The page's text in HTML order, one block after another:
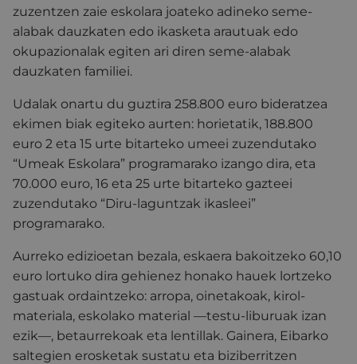
zuzentzen zaie eskolara joateko adineko seme-
alabak dauzkaten edo ikasketa arautuak edo
okupazionalak egiten ari diren seme-alabak
dauzkaten familiei.
Udalak onartu du guztira 258.800 euro bideratzea
ekimen biak egiteko aurten: horietatik, 188.800
euro 2 eta 15 urte bitarteko umeei zuzendutako
“Umeak Eskolara” programarako izango dira, eta
70.000 euro, 16 eta 25 urte bitarteko gazteei
zuzendutako “Diru-laguntzak ikasleei”
programarako.
Aurreko edizioetan bezala, eskaera bakoitzeko 60,10
euro lortuko dira gehienez honako hauek lortzeko
gastuak ordaintzeko: arropa, oinetakoak, kirol-
materiala, eskolako material —testu-liburuak izan
ezik—, betaurrekoak eta lentillak. Gainera, Eibarko
saltegien erosketak sustatu eta biziberritzen